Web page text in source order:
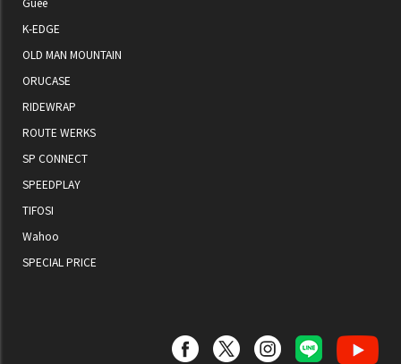
K-EDGE
OLD MAN MOUNTAIN
ORUCASE
RIDEWRAP
ROUTE WERKS
SP CONNECT
SPEEDPLAY
TIFOSI
Wahoo
SPECIAL PRICE